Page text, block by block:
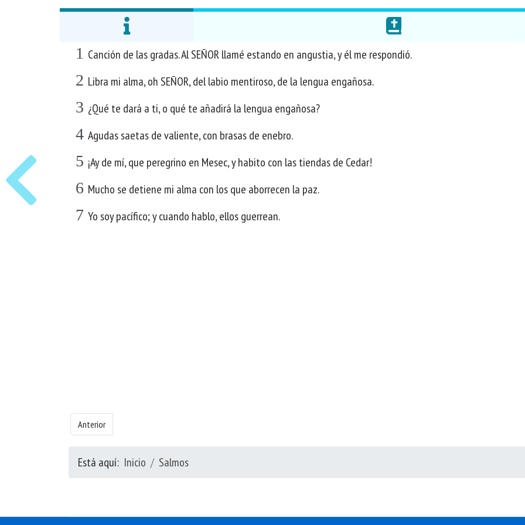
1 Canción de las gradas. Al SEÑOR llamé estando en angustia, y él me respondió.
2 Libra mi alma, oh SEÑOR, del labio mentiroso, de la lengua engañosa.
3 ¿Qué te dará a ti, o qué te añadirá la lengua engañosa?
4 Agudas saetas de valiente, con brasas de enebro.
5 ¡Ay de mí, que peregrino en Mesec, y habito con las tiendas de Cedar!
6 Mucho se detiene mi alma con los que aborrecen la paz.
7 Yo soy pacífico; y cuando hablo, ellos guerrean.
Artículo anterior: Libro de Salmos - Capítulo 119
Anterior
Está aquí: Inicio Salmos